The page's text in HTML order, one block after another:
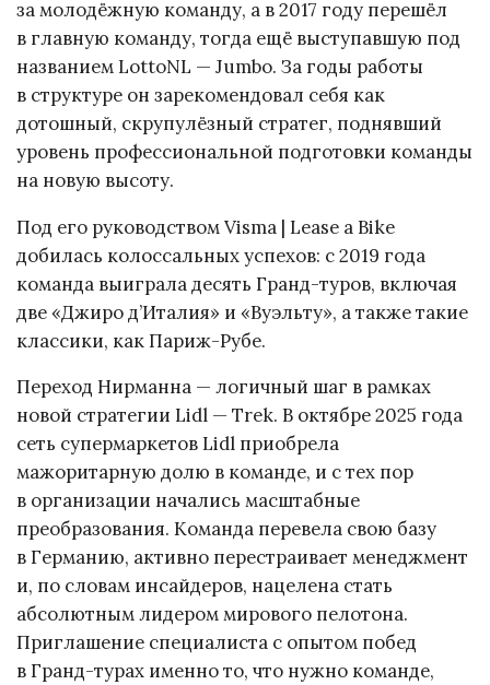
за молодёжную команду, а в 2017 году перешёл
в главную команду, тогда ещё выступавшую под
названием LottoNL — Jumbo. За годы работы
в структуре он зарекомендовал себя как
дотошный, скрупулёзный стратег, поднявший
уровень профессиональной подготовки команды
на новую высоту.
Под его руководством Visma | Lease a Bike
добилась колоссальных успехов: с 2019 года
команда выиграла десять Гранд-туров, включая
две «Джиро д’Италия» и «Вуэльту», а также такие
классики, как Париж-Рубе.
Переход Нирманна — логичный шаг в рамках
новой стратегии Lidl — Trek. В октябре 2025 года
сеть супермаркетов Lidl приобрела
мажоритарную долю в команде, и с тех пор
в организации начались масштабные
преобразования. Команда перевела свою базу
в Германию, активно перестраивает менеджмент
и, по словам инсайдеров, нацелена стать
абсолютным лидером мирового пелотона.
Приглашение специалиста с опытом побед
в Гранд-турах именно то, что нужно команде,